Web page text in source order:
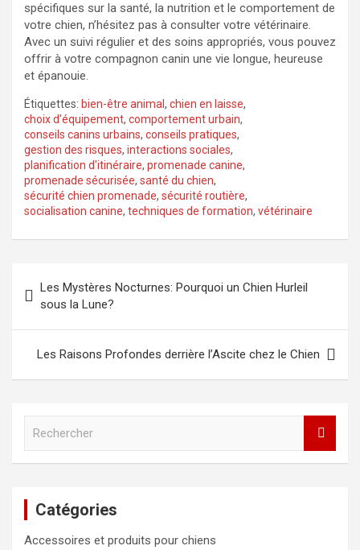
spécifiques sur la santé, la nutrition et le comportement de
votre chien, n’hésitez pas à consulter votre vétérinaire.
Avec un suivi régulier et des soins appropriés, vous pouvez
offrir à votre compagnon canin une vie longue, heureuse
et épanouie.
Étiquettes: bien-être animal , chien en laisse,
choix d'équipement, comportement urbain,
conseils canins urbains, conseils pratiques,
gestion des risques, interactions sociales,
planification d'itinéraire, promenade canine,
promenade sécurisée, santé du chien,
sécurité chien promenade, sécurité routière,
socialisation canine, techniques de formation, vétérinaire
de
l’article
Les Mystères Nocturnes: Pourquoi un Chien Hurleil
sous la Lune?
Les Raisons Profondes derrière l’Ascite chez le Chien
c
h
Catégories
Accessoires et produits pour chiens